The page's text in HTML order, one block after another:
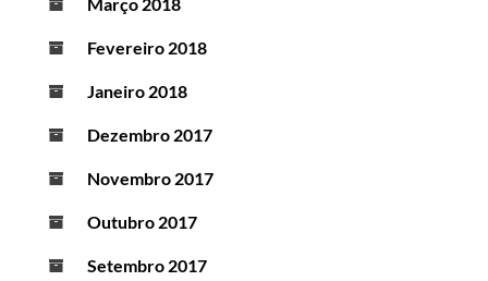
Fevereiro 2018
Janeiro 2018
Dezembro 2017
Novembro 2017
Outubro 2017
Setembro 2017